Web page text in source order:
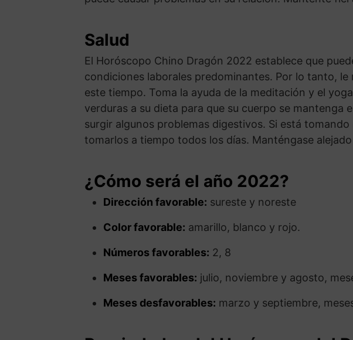
Salud
El Horóscopo Chino Dragón 2022 establece que
condiciones laborales predominantes. Por lo tanto,
este tiempo. Toma la ayuda de la meditación y el
verduras a su dieta para que su cuerpo se mantenga
surgir algunos problemas digestivos. Si está
tomarlos a tiempo todos los días. Manténgase
¿Cómo será el año 2022?
Dirección favorable: sureste y noreste
Color favorable: amarillo, blanco y rojo.
Números favorables: 2, 8
Meses favorables: julio, noviembre y agosto,
Meses desfavorables: marzo y septiembre,